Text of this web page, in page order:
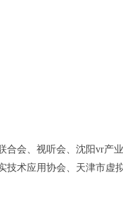
会、视听会、沈阳vr产
术应用协会、天津市虚